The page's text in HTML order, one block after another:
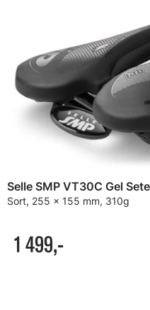
Selle SMP VT30C Gel Sete
Sort, 255 x 155 mm, 310g
1 499,-